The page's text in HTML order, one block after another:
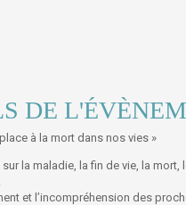
DE
à la mort dans nos vies »
la maladie, la fin de vie, la
et l’incompréhension des